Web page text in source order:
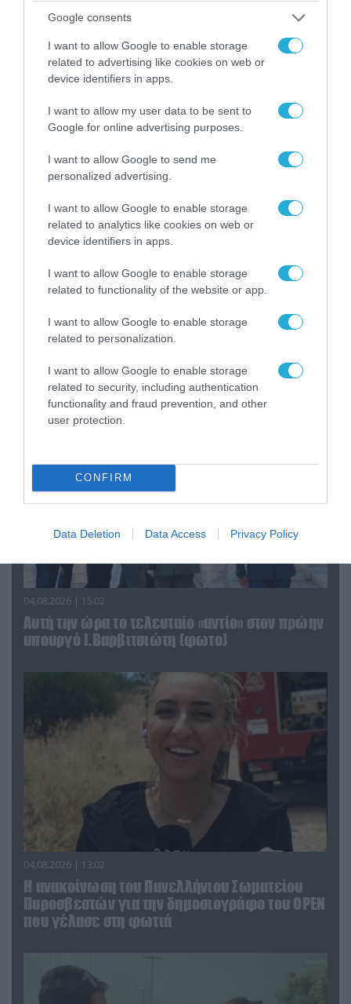
Google consents
I want to allow Google to enable storage
related to advertising like cookies on web or
device identifiers in apps.
I want to allow my user data to be sent to
Google for online advertising purposes.
I want to allow Google to send me
personalized advertising.
I want to allow Google to enable storage
related to analytics like cookies on web or
device identifiers in apps.
I want to allow Google to enable storage
related to functionality of the website or app.
I want to allow Google to enable storage
related to personalization.
I want to allow Google to enable storage
related to security, including authentication
functionality and fraud prevention, and other
user protection.
CONFIRM
Data Deletion Data Access Privacy Policy
06.08.2026 | 14:02
«Επιχείρηση ελεύθερα πεζοδρόμια» στην
Αθήνα: Απομακρύνθηκαν παράνομα
06.08.2026 | 09:03
«Οι εντελώς αθώοι»: Η ανάρτηση του Αρκά για
Αττικής (φωτο)
04.08.2026 | 15:02
Αυτή την ώρα το τελευταίο «αντίο» στον πρώην
υπουργό Ι.Βαρβιτσιώτη (φωτο)
04.08.2026 | 13:02
Η ανακοίνωση του Πανελλήνιου Σωματείου
Πυροσβεστών για την δημοσιογράφο του OPEN
που γέλασε στη φωτιά